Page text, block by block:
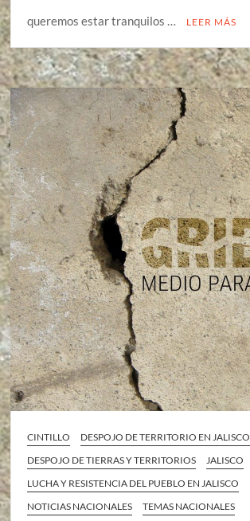
queremos estar tranquilos …
LEER MÁS
CINTILLO
DESPOJO DE TERRITORIO EN JALISCO
DESPOJO DE TIERRAS Y TERRITORIOS
JALISCO
LUCHA Y RESISTENCIA DEL PUEBLO EN JALISCO
NOTICIAS NACIONALES
TEMAS NACIONALES